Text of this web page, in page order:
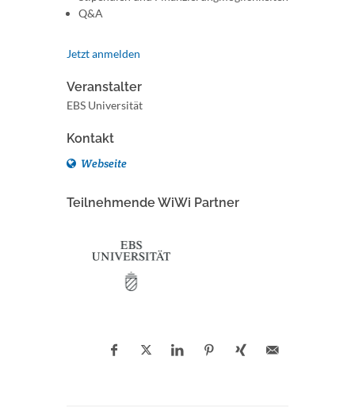
Q&A
Jetzt anmelden
Veranstalter
EBS Universität
Kontakt
Webseite
Teilnehmende WiWi Partner